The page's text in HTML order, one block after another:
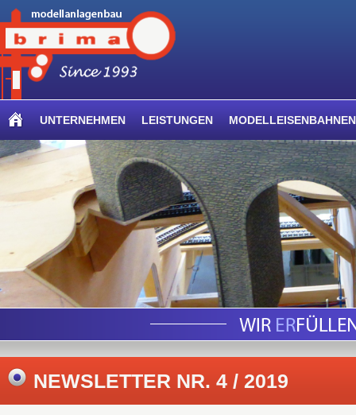
UNTERNEHMEN LEISTUNGEN MODELLEISENBAHNEN
NEWSLETTER NR. 4 / 2019